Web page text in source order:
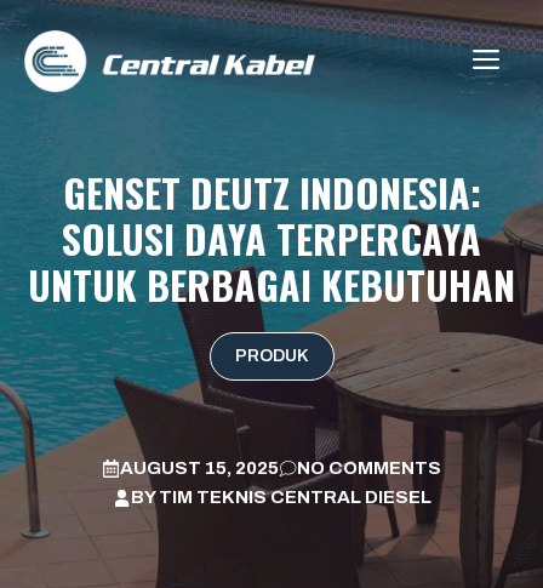
Skip
content
GENSET DEUTZ INDONESIA:
SOLUSI DAYA TERPERCAYA
UNTUK BERBAGAI KEBUTUHAN
PRODUK
AUGUST 15, 2025
NO COMMENTS
BYTIM TEKNIS CENTRAL DIESEL